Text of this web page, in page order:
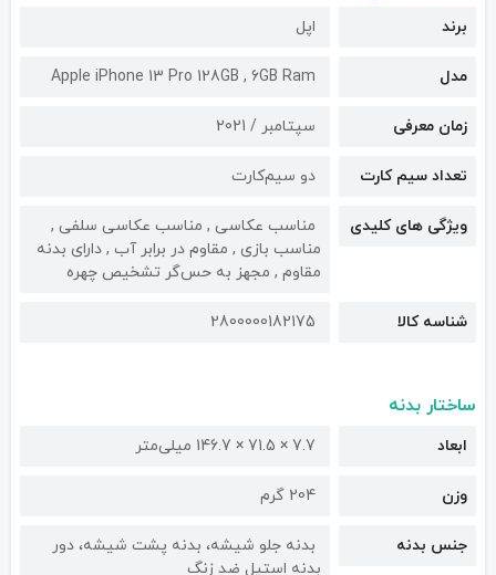
برند اپل
مدل Apple iPhone 13 Pro 128GB , 6GB Ram
زمان معرفی سپتامبر / 2021
تعداد سیم کارت دو سیم‌کارت
ویژگی های کلیدی
مناسب عکاسی , مناسب عکاسی سلفی ,
مناسب بازی , مقاوم در برابر آب , دارای بدنه
مقاوم , مجهز به حس‌گر تشخیص چهره
شناسه کالا 2800000182175
ساختار بدنه
ابعاد 7.7 × 71.5 × 146.7 میلی‌متر
وزن 204 گرم
جنس بدنه
بدنه جلو شیشه، بدنه پشت شیشه، دور
بدنه استیل ضد زنگ